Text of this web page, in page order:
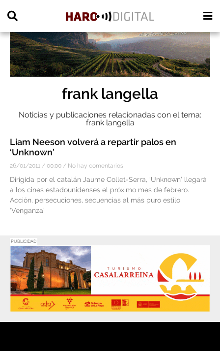
frank langella
Noticias y publicaciones relacionadas con el tema:
frank langella
Liam Neeson volverá a repartir palos en
‘Unknown’
26/01/2011 00:00 No hay comentarios
Dirigida por el catalán Jaume Collet-Serra, ‘Unknown’ llegará
a los cines estadounidenses el próximo mes de febrero.
Acción, persecuciones, secuencias al más puro estilo
‘Venganza’
PUBLICIDAD